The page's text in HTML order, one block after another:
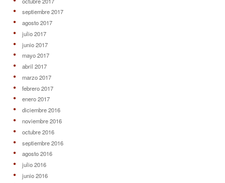
septiembre 2017
agosto 2017
julio 2017
junio 2017
mayo 2017
abril 2017
marzo 2017
febrero 2017
enero 2017
diciembre 2016
noviembre 2016
octubre 2016
septiembre 2016
agosto 2016
julio 2016
junio 2016